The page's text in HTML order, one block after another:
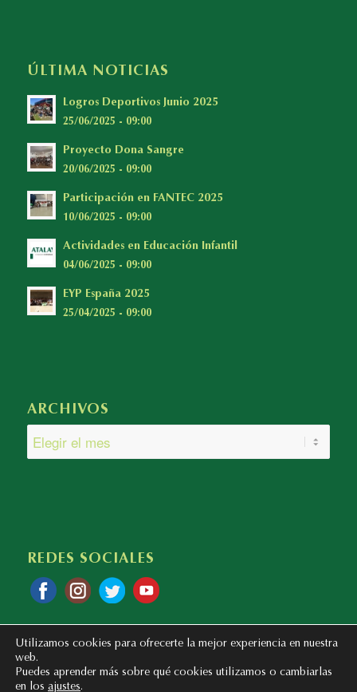
ÚLTIMA NOTICIAS
Logros Deportivos Junio 2025
25/06/2025 - 09:00
Proyecto Dona Sangre
20/06/2025 - 09:00
Participación en FANTEC 2025
10/06/2025 - 09:00
Actividades en Educación Infantil
04/06/2025 - 09:00
EYP España 2025
25/04/2025 - 09:00
ARCHIVOS
REDES SOCIALES
Utilizamos cookies para ofrecerte la mejor experiencia en nuestra
web.
Puedes aprender más sobre qué cookies utilizamos o cambiarlas
en los ajustes.